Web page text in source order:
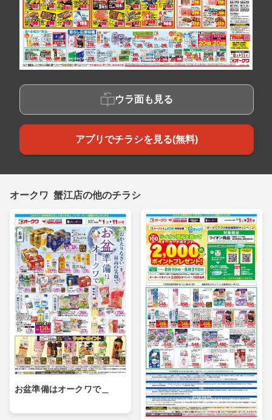
ウラ面も見る
アプリでチラシを見る(無料)
オークワ 蟹江店の他のチラシ
お盆準備はオークワで＿